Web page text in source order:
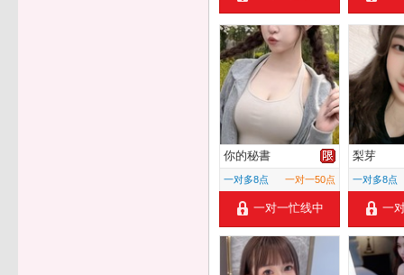
你的秘書
一对多8点 一对一50点
一对一忙线中
梨芽
一对多8点
一